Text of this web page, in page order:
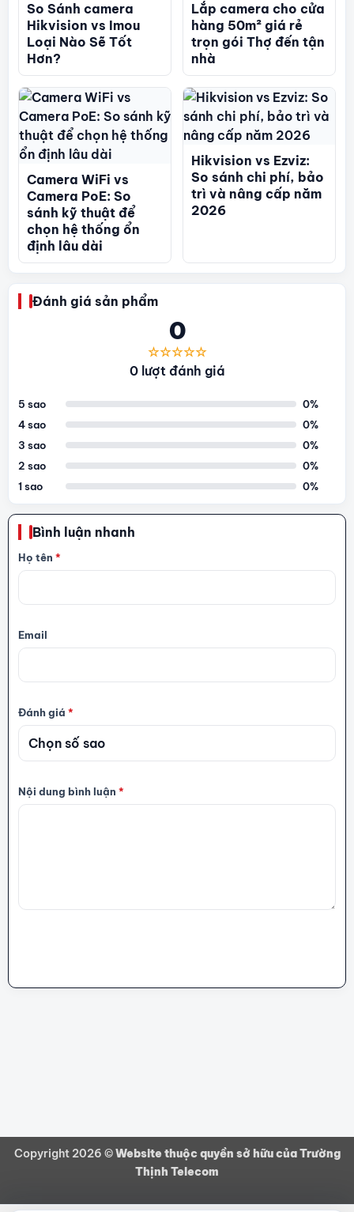
So Sánh camera
Hikvision vs Imou
Loại Nào Sẽ Tốt
Hơn?
Lắp camera cho cửa
hàng 50m² giá rẻ
trọn gói Thợ đến tận
nhà
Camera WiFi vs
Camera PoE: So
sánh kỹ thuật để
chọn hệ thống ổn
định lâu dài
Hikvision vs Ezviz:
So sánh chi phí, bảo
trì và nâng cấp năm
2026
Đánh giá sản phẩm
0
☆☆☆☆☆
0 lượt đánh giá
5 sao
0%
4 sao
0%
3 sao
0%
2 sao
0%
1 sao
0%
Bình luận nhanh
Họ tên *
Email
Đánh giá *
Nội dung bình luận *
Copyright 2026 ©Website thuộc quyền sở hữu của Trường
Thịnh Telecom